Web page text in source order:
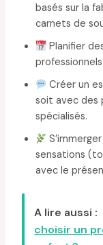
basés sur la
carnets de
Planifier
Créer un
soit avec des
spécialisés.
sensations
avec le
A lire aussi :
choisir un